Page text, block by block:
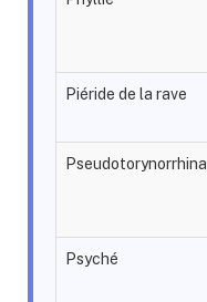
Piéride de la rave
Pseudotorynorrhina
Psyché